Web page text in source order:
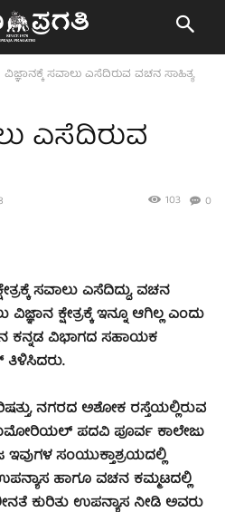
ವಿಜ್ಞಾನಕ್ಕೆ ಸವಾಲು ಎಸೆದಿರುವ ವಚನ ಸಾಹಿತ್ಯ
ಎಸೆದಿರುವ
0
103
ಸವಾಲು ಎಸೆದಿದ್ದು, ವಚನ
ಕ್ಷೇತ್ರಕ್ಕೆ ಇನ್ನೂ ಆಗಿಲ್ಲ ಎಂದು
ಕನ್ನಡ ವಿಭಾಗದ ಸಹಾಯಕ
ತಿಳಿಸಿದರು.
ನಗರದ ಅಶೋಕ ರಸ್ತೆಯಲ್ಲಿರುವ
ಪದವಿ ಪೂರ್ವ ಕಾಲೇಜು
ಸಂಯುಕ್ತಾಶ್ರಯದಲ್ಲಿ
ಹಾಗೂ ವಚನ ಕಮ್ಮಟದಲ್ಲಿ
ಕುರಿತು ಉಪನ್ಯಾಸ ನೀಡಿ ಅವರು